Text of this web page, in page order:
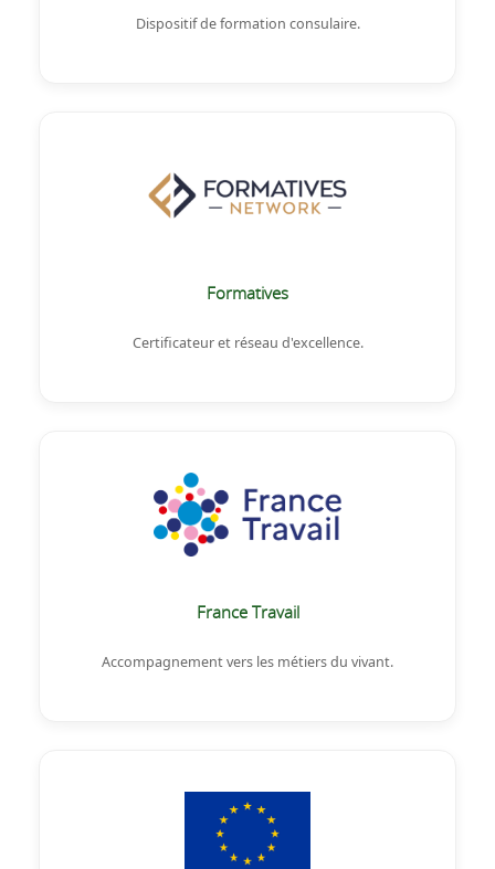
Dispositif de formation consulaire.
Formatives
Certificateur et réseau d'excellence.
France Travail
Accompagnement vers les métiers du vivant.